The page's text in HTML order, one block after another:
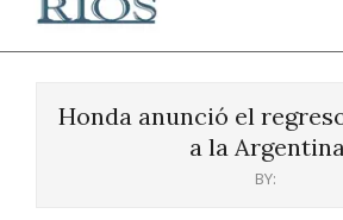
CCA
Entre
Honda anunció el
a la Argentina
BY: